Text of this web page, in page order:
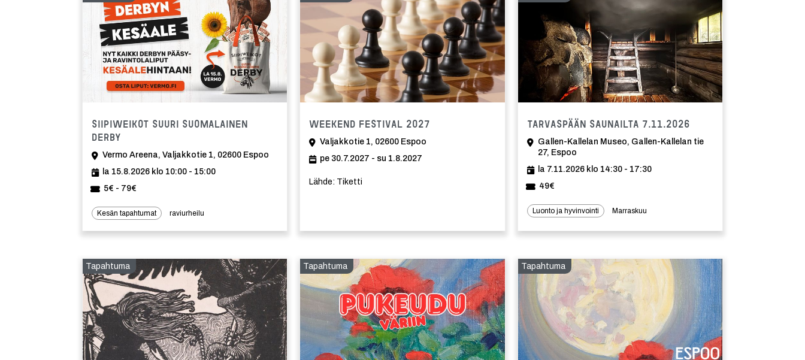
Siipiweikot Suuri Suomalainen
Derby
Vermo Areena, Valjakkotie 1, 02600 Espoo
la 15.8.2026 klo 10:00 - 15:00
5€ - 79€
Kesän tapahtumat raviurheilu
Weekend Festival 2027
Valjakkotie 1, 02600 Espoo
pe 30.7.2027 - su 1.8.2027
Lähde: Tiketti
Tarvaspään saunailta 7.11.2026
Gallen-Kallelan Museo, Gallen-Kallelan tie
27, Espoo
la 7.11.2026 klo 14:30 - 17:30
49€
Luonto ja hyvinvointi Marraskuu
Tapahtuma Tapahtuma Tapahtuma